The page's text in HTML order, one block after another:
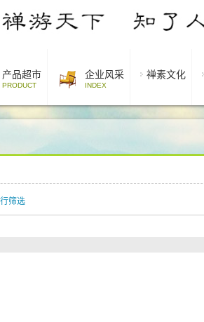
产品超市
PRODUCT
企业风采
INDEX
禅素文化
筛选